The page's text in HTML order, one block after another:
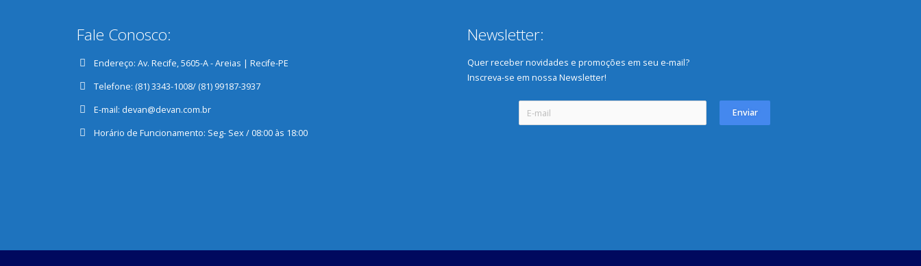
Fale Conosco:
Endereço: Av. Recife, 5605-A - Areias | Recife-PE
Telefone: (81) 3343-1008/ (81) 99187-3937
E-mail: devan@devan.com.br
Horário de Funcionamento: Seg- Sex / 08:00 às 18:00
Newsletter:
Quer receber novidades e promoções em seu e-mail?
Inscreva-se em nossa Newsletter!
Enviar